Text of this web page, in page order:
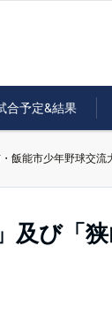
合予定&結果
飯能市少年野球交流
及び「